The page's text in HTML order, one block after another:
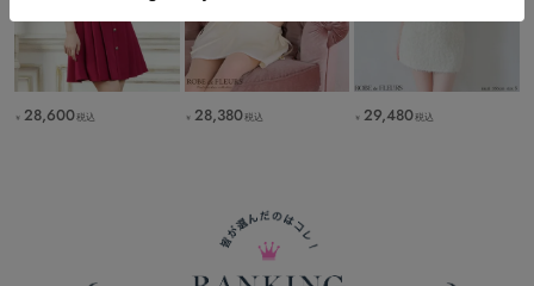
￥ 28,600税込 ￥ 28,380税込 ￥ 29,480税込